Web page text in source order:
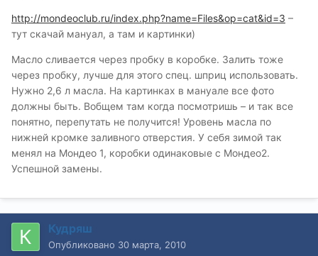
http://mondeoclub.ru/index.php?name=Files&op=cat&id=3 –
тут скачай мануал, а там и картинки)
Масло сливается через пробку в коробке. Залить тоже
через пробку, лучше для этого спец. шприц использовать.
Нужно 2,6 л масла. На картинках в мануале все фото
должны быть. Вобщем там когда посмотришь – и так все
понятно, перепутать не получится! Уровень масла по
нижней кромке заливного отверстия. У себя зимой так
менял на Мондео 1, коробки одинаковые с Мондео2.
Успешной замены.
Кудряш
Опубликовано 30 марта, 2010